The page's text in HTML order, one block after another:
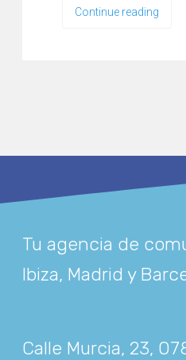
Continue reading
Tu agencia de
Ibiza, Madrid y
Calle Murcia, 23,